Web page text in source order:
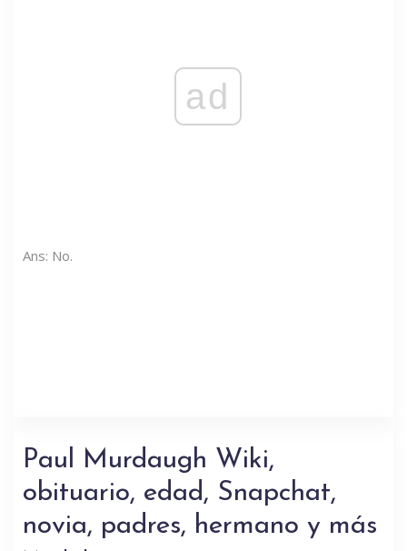
ad
Ans: No.
Paul Murdaugh Wiki,
obituario, edad, Snapchat,
novia, padres, hermano y más